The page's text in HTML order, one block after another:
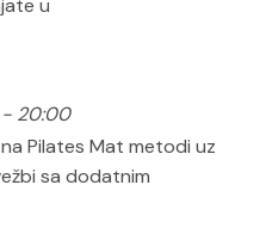
u
- 20:00
Pilates Mat metodi uz
sa dodatnim